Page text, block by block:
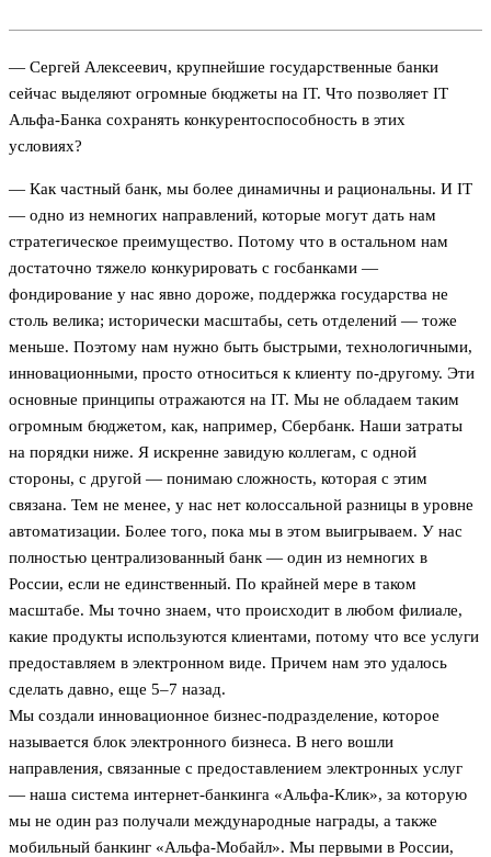
— Сергей Алексеевич, крупнейшие государственные банки
сейчас выделяют огромные бюджеты на IT. Что позволяет IT
Альфа-Банка сохранять конкурентоспособность в этих
условиях?
— Как частный банк, мы более динамичны и рациональны. И IT
— одно из немногих направлений, которые могут дать нам
стратегическое преимущество. Потому что в остальном нам
достаточно тяжело конкурировать с госбанками —
фондирование у нас явно дороже, поддержка государства не
столь велика; исторически масштабы, сеть отделений — тоже
меньше. Поэтому нам нужно быть быстрыми, технологичными,
инновационными, просто относиться к клиенту по-другому. Эти
основные принципы отражаются на IT. Мы не обладаем таким
огромным бюджетом, как, например, Сбербанк. Наши затраты
на порядки ниже. Я искренне завидую коллегам, с одной
стороны, с другой — понимаю сложность, которая с этим
связана. Тем не менее, у нас нет колоссальной разницы в уровне
автоматизации. Более того, пока мы в этом выигрываем. У нас
полностью централизованный банк — один из немногих в
России, если не единственный. По крайней мере в таком
масштабе. Мы точно знаем, что происходит в любом филиале,
какие продукты используются клиентами, потому что все услуги
предоставляем в электронном виде. Причем нам это удалось
сделать давно, еще 5–7 назад.
Мы создали инновационное бизнес-подразделение, которое
называется блок электронного бизнеса. В него вошли
направления, связанные с предоставлением электронных услуг
— наша система интернет-банкинга «Альфа-Клик», за которую
мы не один раз получали международные награды, а также
мобильный банкинг «Альфа-Мобайл». Мы первыми в России,